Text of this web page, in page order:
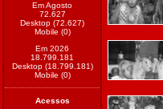
Em Agosto
72.627
Desktop (72.627)
Mobile (0)
Em 2026
18.799.181
Desktop (18.799.181)
Mobile (0)
Acessos